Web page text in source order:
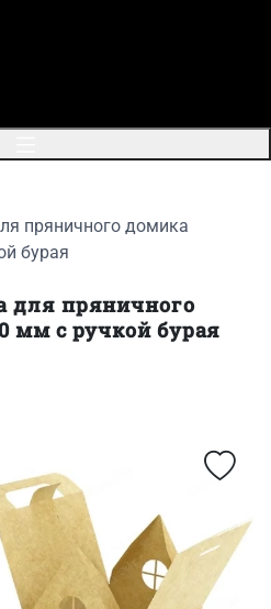
пряничного домика
бурая
для пряничного
мм с ручкой бурая